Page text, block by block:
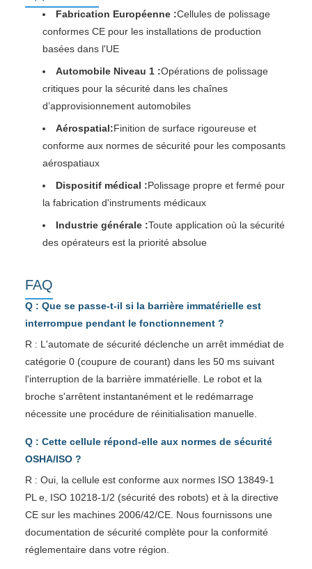
Fabrication Européenne :Cellules de polissage
conformes CE pour les installations de production
basées dans l'UE
Automobile Niveau 1 :Opérations de polissage
critiques pour la sécurité dans les chaînes
d’approvisionnement automobiles
Aérospatial:Finition de surface rigoureuse et
conforme aux normes de sécurité pour les composants
aérospatiaux
Dispositif médical :Polissage propre et fermé pour
la fabrication d'instruments médicaux
Industrie générale :Toute application où la sécurité
des opérateurs est la priorité absolue
FAQ
Q : Que se passe-t-il si la barrière immatérielle est
interrompue pendant le fonctionnement ?
R : L'automate de sécurité déclenche un arrêt immédiat de
catégorie 0 (coupure de courant) dans les 50 ms suivant
l'interruption de la barrière immatérielle. Le robot et la
broche s'arrêtent instantanément et le redémarrage
nécessite une procédure de réinitialisation manuelle.
Q : Cette cellule répond-elle aux normes de sécurité
OSHA/ISO ?
R : Oui, la cellule est conforme aux normes ISO 13849-1
PL e, ISO 10218-1/2 (sécurité des robots) et à la directive
CE sur les machines 2006/42/CE. Nous fournissons une
documentation de sécurité complète pour la conformité
réglementaire dans votre région.